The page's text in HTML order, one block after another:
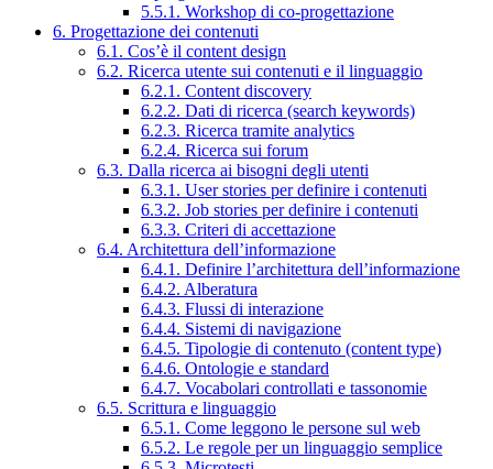
5.5.1. Workshop di co-progettazione
6. Progettazione dei contenuti
6.1. Cos’è il content design
6.2. Ricerca utente sui contenuti e il linguaggio
6.2.1. Content discovery
6.2.2. Dati di ricerca (search keywords)
6.2.3. Ricerca tramite analytics
6.2.4. Ricerca sui forum
6.3. Dalla ricerca ai bisogni degli utenti
6.3.1. User stories per definire i contenuti
6.3.2. Job stories per definire i contenuti
6.3.3. Criteri di accettazione
6.4. Architettura dell’informazione
6.4.1. Definire l’architettura dell’informazione
6.4.2. Alberatura
6.4.3. Flussi di interazione
6.4.4. Sistemi di navigazione
6.4.5. Tipologie di contenuto (content type)
6.4.6. Ontologie e standard
6.4.7. Vocabolari controllati e tassonomie
6.5. Scrittura e linguaggio
6.5.1. Come leggono le persone sul web
6.5.2. Le regole per un linguaggio semplice